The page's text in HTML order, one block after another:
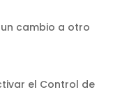
cambio a otro
el Control de